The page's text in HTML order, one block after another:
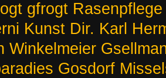
gfrogt Rasenpflege
Kunst Dir. Karl
Winkelmeier
Gosdorf